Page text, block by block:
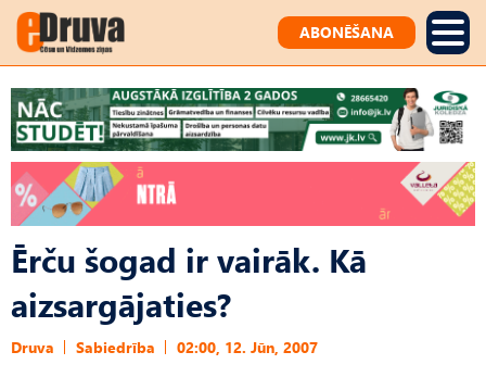
ABONĒŠANA
Ērču šogad ir vairāk. Kā
aizsargājaties?
Druva Sabiedrība 02:00, 12. Jūn, 2007